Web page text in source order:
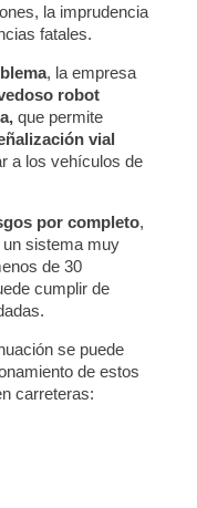
la imprudencia
fatales.
, la empresa
robot
que permite
vial
a los vehículos de
por completo,
sistema muy
de 30
cumplir de
se puede
de estos
carreteras: